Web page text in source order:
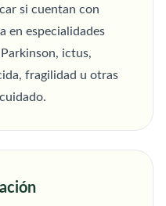
si cuentan con
en especialidades
ictus,
fragilidad u otras